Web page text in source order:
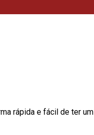
rápida e fácil de ter um